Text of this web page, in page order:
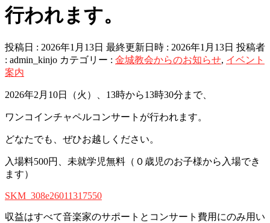
行われます。
投稿日 : 2026年1月13日 最終更新日時 : 2026年1月13日 投稿者
: admin_kinjo カテゴリー : 金城教会からのお知らせ, イベント
案内
2026年2月10日（火）、13時から13時30分まで、
ワンコインチャペルコンサートが行われます。
どなたでも、ぜひお越しください。
入場料500円、未就学児無料（０歳児のお子様から入場でき
ます）
SKM_308e26011317550
収益はすべて音楽家のサポートとコンサート費用にのみ用い